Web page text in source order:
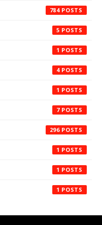
784
5
1
4
1
7
296
1
1
1